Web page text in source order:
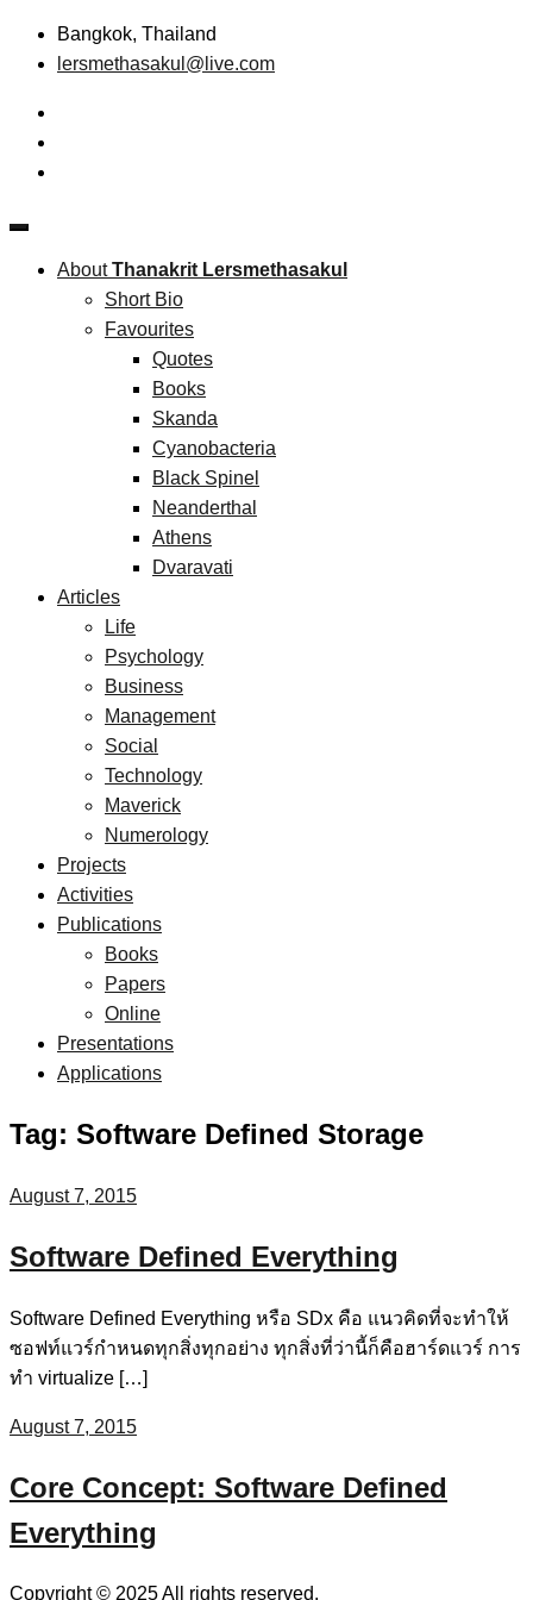
Skip
Bangkok, Thailand
lersmethasakul@live.com
Thanakrit Lersmethasakul
Technopreneurship
AboutThanakrit Lersmethasakul
Short Bio
Favourites
Quotes
Books
Skanda
Cyanobacteria
Black Spinel
Neanderthal
Athens
Dvaravati
Articles
Life
Psychology
Business
Management
Social
Technology
Maverick
Numerology
Projects
Activities
Publications
Books
Papers
Online
Presentations
Applications
Tag: Software Defined Storage
August 7, 2015
Software Defined Everything
Software Defined Everything หรือ SDx คือ แนวคิดที่จะทำให้
ซอฟท์แวร์กำหนดทุกสิ่งทุกอย่าง ทุกสิ่งที่ว่านี้ก็คือฮาร์ดแวร์ การ
ทำ virtualize […]
August 7, 2015
Core Concept: Software Defined
Everything
Copyright © 2025 All rights reserved.